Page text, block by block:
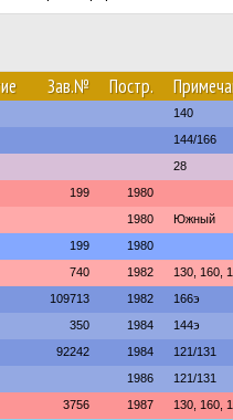
Зав.№ Постр.
140
144/166
28
199 1980
1980 Южный
199 1980
740 1982 130, 160,
109713 1982 166э
350 1984 144э
92242 1984 121/131
1986 121/131
3756 1987 130, 160,